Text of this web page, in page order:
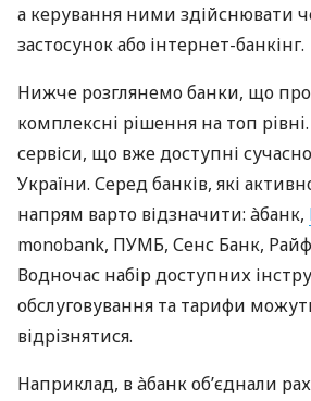
а керування ними здійснювати
застосунок або інтернет-банкінг.
Нижче розглянемо банки, що
комплексні рішення на топ
сервіси, що вже доступні
України. Серед банків, які
напрям варто відзначити: àбанк,
monobank, ПУМБ, Сенс Банк,
Водночас набір доступних
обслуговування та тарифи
відрізнятися.
Наприклад, в àбанк об’єднали